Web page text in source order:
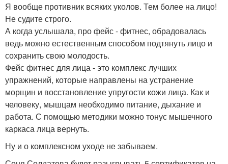
Я вообще противник всяких уколов. Тем более на лицо!
Не судите строго.
А когда услышала, про фейс - фитнес, обрадовалась
ведь можно естественным способом подтянуть лицо и
сохранить свою молодость.
Фейс фитнес для лица - это комплекс лучших
упражнений, которые направлены на устранение
морщин и восстановление упругости кожи лица. Как и
человеку, мышцам необходимо питание, дыхание и
работа. С помощью методики можно тонус мышечного
каркаса лица вернуть.
Ну и о комплексном уходе не забываем.